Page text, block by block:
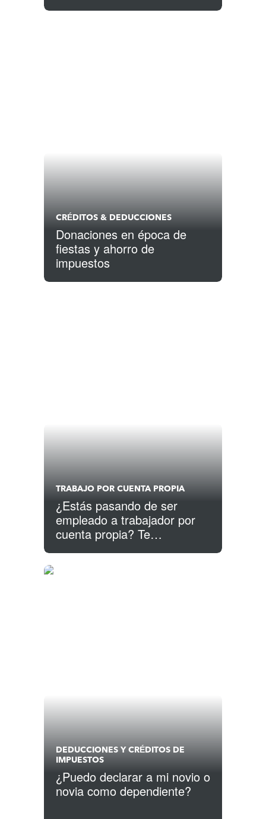
CRÉDITOS & DEDUCCIONES
Donaciones en época de
fiestas y ahorro de
impuestos
TRABAJO POR CUENTA PROPIA
¿Estás pasando de ser
empleado a trabajador por
cuenta propia? Te
DEDUCCIONES Y CRÉDITOS DE
IMPUESTOS
¿Puedo declarar a mi novio o
novia como dependiente?